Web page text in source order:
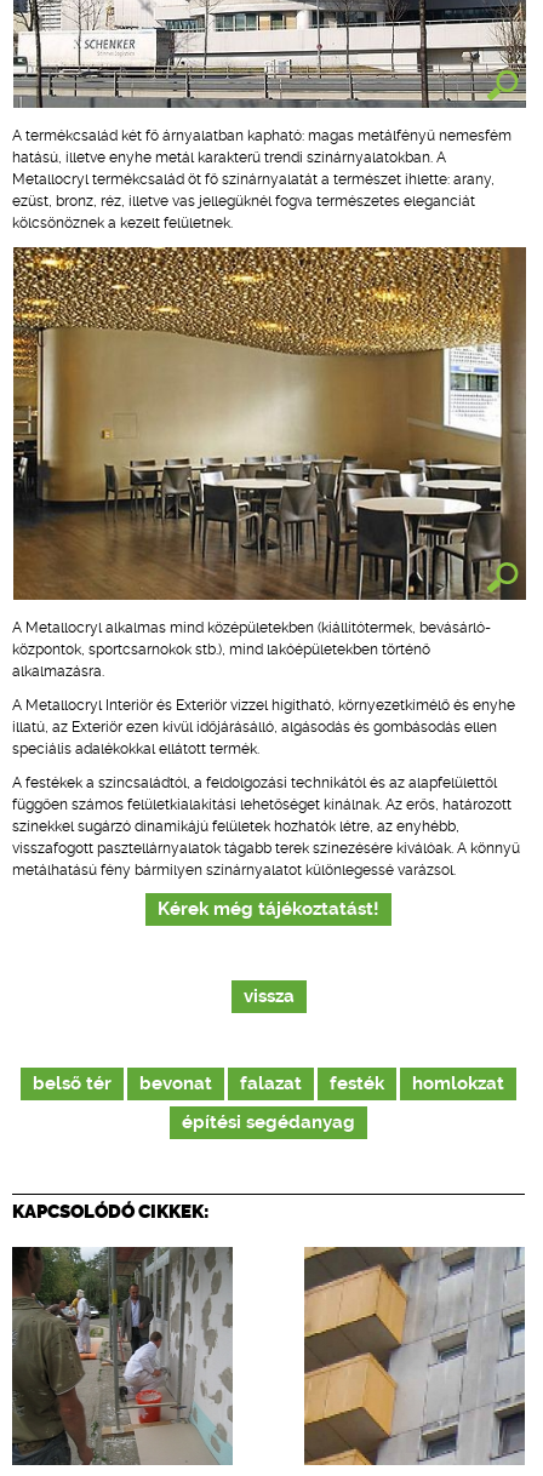
A termékcsalád két fő árnyalatban kapható: magas metálfényű nemesfém
hatású, illetve enyhe metál karakterű trendi színárnyalatokban. A
Metallocryl termékcsalád öt fő színárnyalatát a természet ihlette: arany,
ezüst, bronz, réz, illetve vas jellegüknél fogva természetes eleganciát
kölcsönöznek a kezelt felületnek.
A Metallocryl alkalmas mind középületekben (kiállítótermek, bevásárló-
központok, sportcsarnokok stb.), mind lakóépületekben történő
alkalmazásra.
A Metallocryl Interiör és Exteriör vízzel hígítható, környezetkímélő és enyhe
illatú, az Exteriör ezen kívül időjárásálló, algásodás és gombásodás ellen
speciális adalékokkal ellátott termék.
A festékek a színcsaládtól, a feldolgozási technikától és az alapfelülettől
függően számos felületkialakítási lehetőséget kínálnak. Az erős, határozott
színekkel sugárzó dinamikájú felületek hozhatók létre, az enyhébb,
visszafogott pasztellárnyalatok tágabb terek színezésére kiválóak. A könnyű
metálhatású fény bármilyen színárnyalatot különlegessé varázsol.
Kérek még tájékoztatást!
vissza
belső tér bevonat falazat festék
homlokzat
építési segédanyag
KAPCSOLÓDÓ CIKKEK: